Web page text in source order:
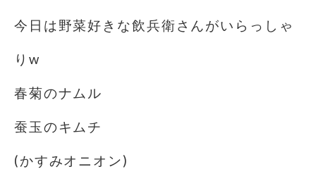
今日は野菜好きな飲兵衛さんがいらっしゃ
りw
春菊のナムル
蚕玉のキムチ
(かすみオニオン)